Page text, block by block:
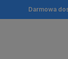
Darmowa